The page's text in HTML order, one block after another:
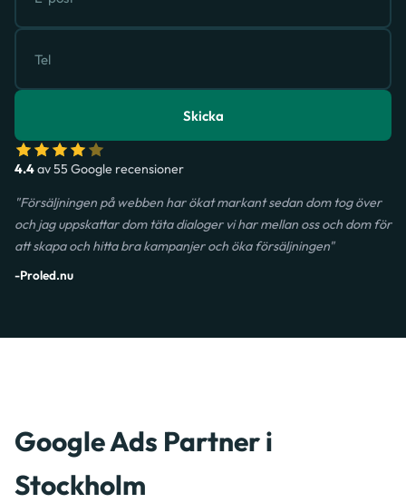
Skicka
4.4av 55 Google recensioner
"Försäljningen på webben har ökat markant sedan dom tog över
och jag uppskattar dom täta dialoger vi har mellan oss och dom för
att skapa och hitta bra kampanjer och öka försäljningen"
-Proled.nu
Google Ads Partner i
Stockholm